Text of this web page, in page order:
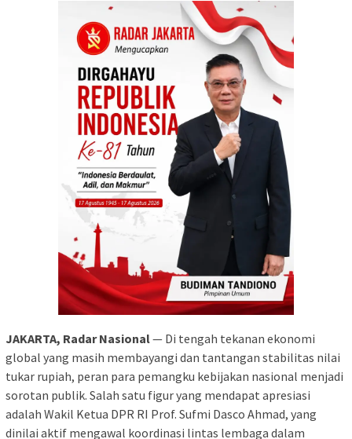
JAKARTA, Radar Nasional— Di tengah tekanan ekonomi
global yang masih membayangi dan tantangan stabilitas nilai
tukar rupiah, peran para pemangku kebijakan nasional menjadi
sorotan publik. Salah satu figur yang mendapat apresiasi
adalah Wakil Ketua DPR RI Prof. Sufmi Dasco Ahmad, yang
dinilai aktif mengawal koordinasi lintas lembaga dalam